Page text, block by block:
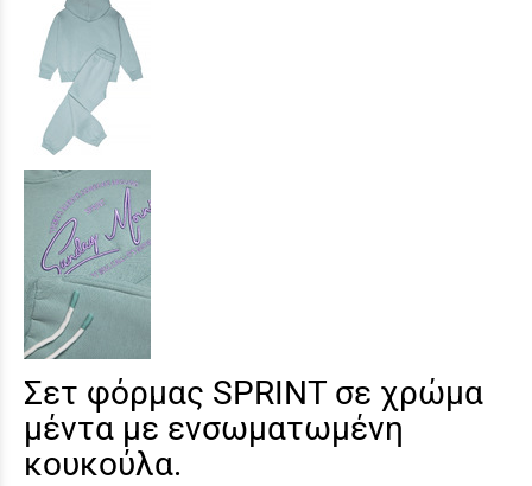
Σετ φόρμας SPRINT σε χρώμα
μέντα με ενσωματωμένη
κουκούλα.